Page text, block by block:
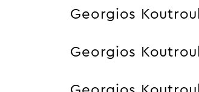
Georgios
Georgios